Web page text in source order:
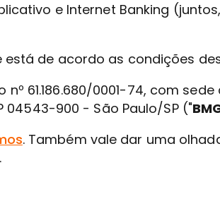
e Internet Banking
de acordo as condições
nº 61.186.680/0001-74, com sede
04543-900 - São Paulo/SP ("
. Também vale dar uma